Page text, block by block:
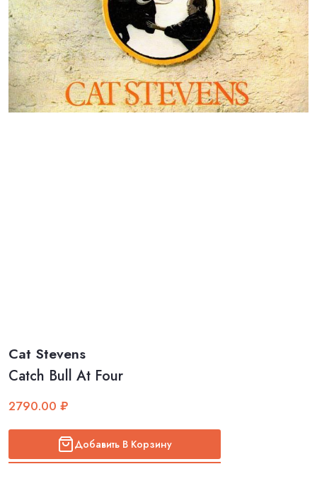
Cat Stevens
Catch Bull At Four
2790.00 ₽
Добавить В Корзину